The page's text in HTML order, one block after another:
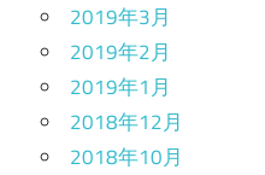
2019年3月
2019年2月
2019年1月
2018年12月
2018年10月